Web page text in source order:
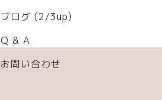
ブログ (2/3up)
Q & A
お問い合わせ